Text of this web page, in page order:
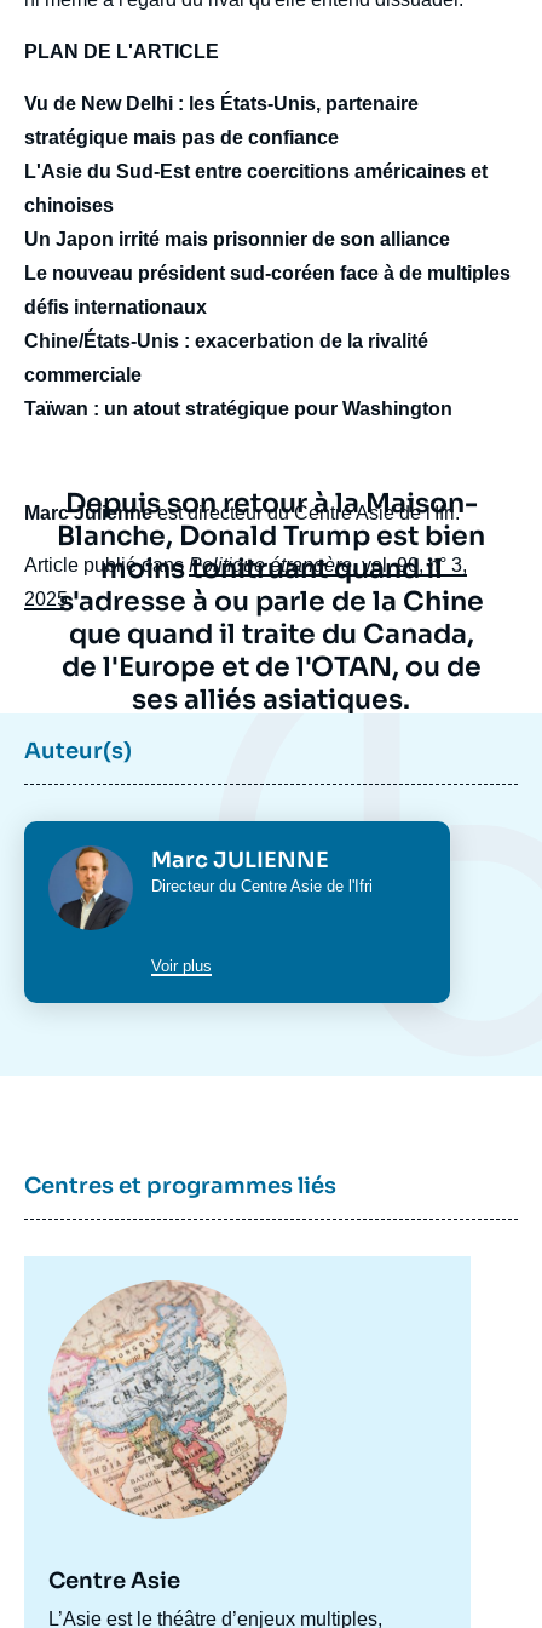
PLAN DE L'ARTICLE
Vu de New Delhi : les États-Unis, partenaire
stratégique mais pas de confiance
L'Asie du Sud-Est entre coercitions américaines et
chinoises
Un Japon irrité mais prisonnier de son alliance
Le nouveau président sud-coréen face à de multiples
défis internationaux
Chine/États-Unis : exacerbation de la rivalité
commerciale
Taïwan : un atout stratégique pour Washington
Marc Julienneest directeur du Centre Asie de l'Ifri.
Article publié dans Politique étrangère, vol. 90, n° 3,
2025.
Texte
citation
Depuis son retour à la Maison-
Blanche, Donald Trump est bien
moins tonitruant quand il
s'adresse à ou parle de la Chine
que quand il traite du Canada,
de l'Europe et de l'OTAN, ou de
ses alliés asiatiques.
du
Auteur(s)
Photo Marc JULIENNE
Intitulé
Directeur du Centre Asie de l'Ifri
Voir plus
Centres et programmes liés
principale
Centre Asie
Accroche
L’Asie est le théâtre d’enjeux multiples,
couverture
de
Marc JULIENNE, « Trump II et l'Asie : le
vent se lève… », Politique étrangère,
Articles, Ifri, 9 septembre 2025.
Copier